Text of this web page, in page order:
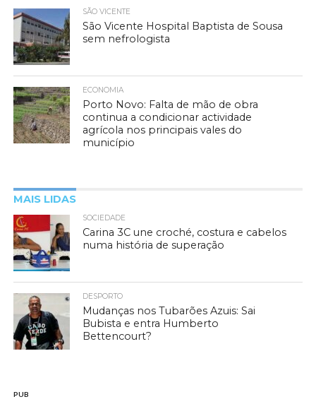
SÃO VICENTE
São Vicente Hospital Baptista de Sousa
sem nefrologista
ECONOMIA
Porto Novo: Falta de mão de obra
continua a condicionar actividade
agrícola nos principais vales do
município
MAIS LIDAS
SOCIEDADE
Carina 3C une croché, costura e cabelos
numa história de superação
DESPORTO
Mudanças nos Tubarões Azuis: Sai
Bubista e entra Humberto
Bettencourt?
PUB